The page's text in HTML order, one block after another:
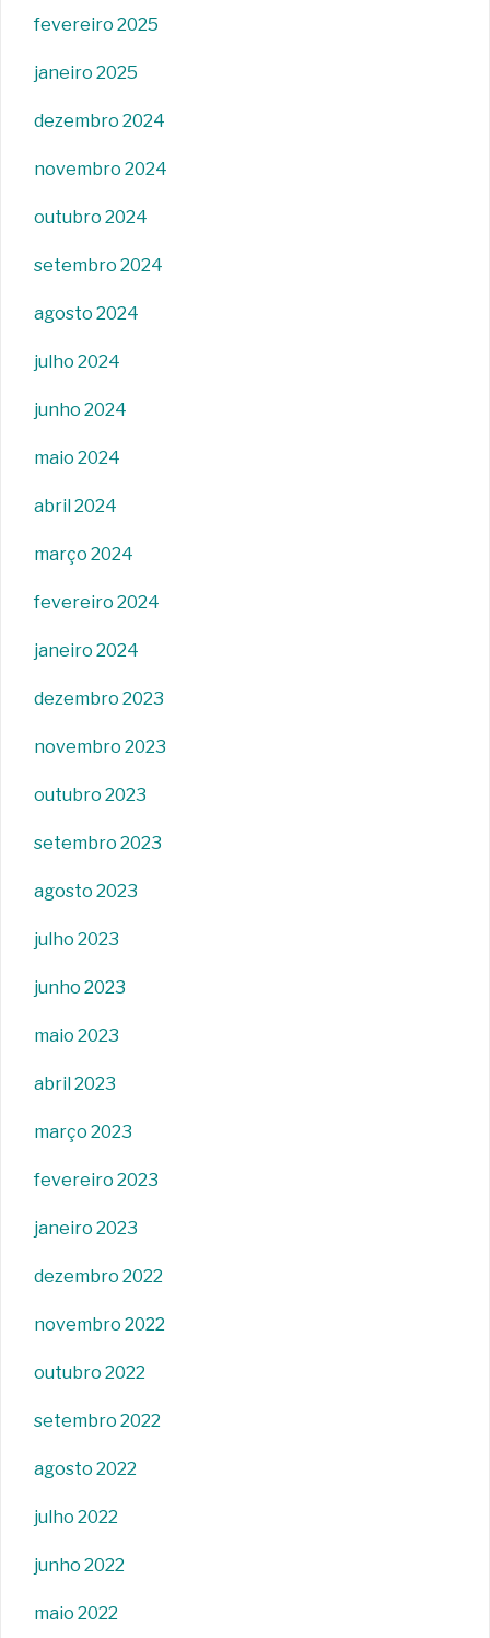
fevereiro 2025
janeiro 2025
dezembro 2024
novembro 2024
outubro 2024
setembro 2024
agosto 2024
julho 2024
junho 2024
maio 2024
abril 2024
março 2024
fevereiro 2024
janeiro 2024
dezembro 2023
novembro 2023
outubro 2023
setembro 2023
agosto 2023
julho 2023
junho 2023
maio 2023
abril 2023
março 2023
fevereiro 2023
janeiro 2023
dezembro 2022
novembro 2022
outubro 2022
setembro 2022
agosto 2022
julho 2022
junho 2022
maio 2022